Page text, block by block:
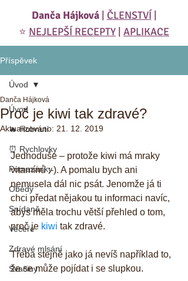
Danča Hájková| ČLENSTVÍ
⭐️ NEJLEPŠÍ RECEPTY APLIKACE
Příspěvek
Úvod
🔥 Hubnutí
⏰ Rychlovky
Pomazánky
Obědy
Snídaně
Večeře
Zdravé mlsání
Svačiny
Úvod
Proč je kiwi tak zdravé?
Danča Hájková
Aktualizováno: 21. 12. 2019
Jednoduše – protože kiwi má mraky
vitamínů :-). A pomalu bych ani
nemusela dál nic psát. Jenomže já ti
chci předat nějakou tu informaci navíc,
abys měla trochu větší přehled o tom,
proč je kiwi tak zdravé.
Třeba stejně jako já nevíš například to,
že se může pojídat i se slupkou.